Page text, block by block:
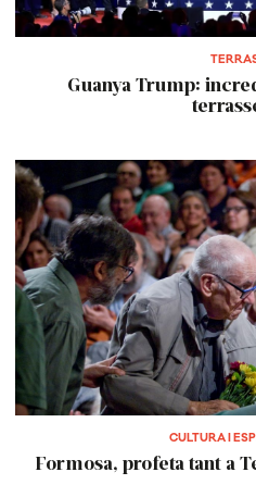
Guanya Trump:
CULTURA I
Formosa, profeta tant a